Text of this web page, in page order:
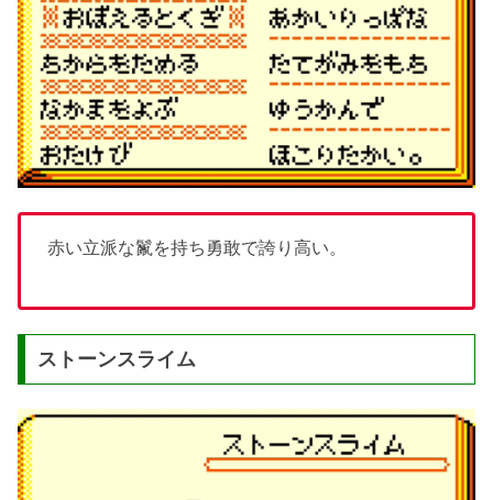
赤い立派な鬣を持ち勇敢で誇り高い。
ストーンスライム